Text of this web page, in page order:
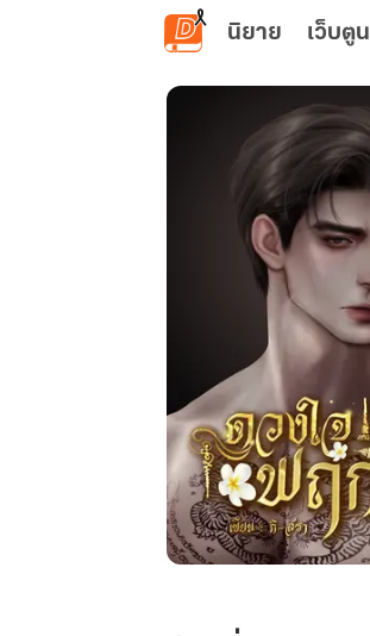
ข้ามไปยังเนื้อหาหลัก
นิยาย เว็บตูน